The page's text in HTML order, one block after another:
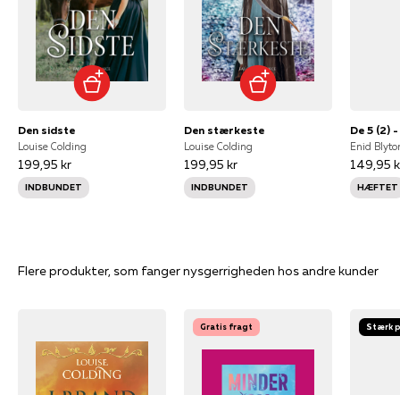
Den sidste
Louise Colding
199,95 kr
INDBUNDET
Den stærkeste
Louise Colding
199,95 kr
INDBUNDET
De 5 (2)
Enid
149,95
HÆFTET
Flere produkter, som fanger nysgerrigheden hos andre kunder
Gratis fragt Stærk